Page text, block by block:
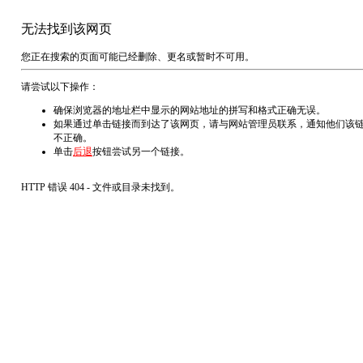
无法找到该网页
您正在搜索的页面可能已经删除、更名或暂时不可用。
请尝试以下操作：
确保浏览器的地址栏中显示的网站地址的拼写和格式正确无误。
如果通过单击链接而到达了该网页，请与网站管理员联系，通知他们该
不正确。
单击后退按钮尝试另一个链接。
HTTP 错误 404 - 文件或目录未找到。